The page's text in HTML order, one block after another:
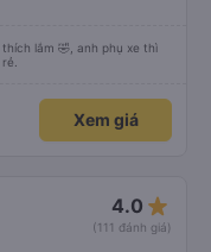
lắm 🤣, anh phụ xe thì
Xem giá
4.0 star_rate
(111 đánh giá)